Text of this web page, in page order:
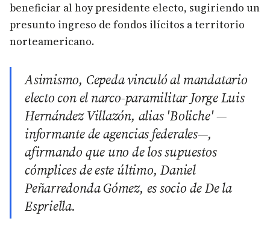
beneficiar al hoy presidente electo, sugiriendo un
presunto ingreso de fondos ilícitos a territorio
norteamericano.
Asimismo, Cepeda vinculó al mandatario
electo con el narco-paramilitar Jorge Luis
Hernández Villazón, alias 'Boliche' —
informante de agencias federales—,
afirmando que uno de los supuestos
cómplices de este último, Daniel
Peñarredonda Gómez, es socio de De la
Espriella.